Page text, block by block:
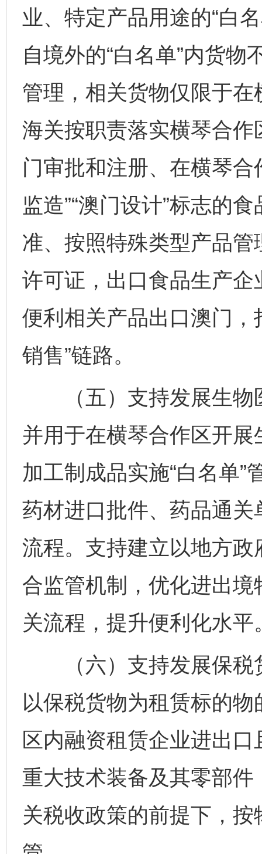
业、特定产品用途的“白
自境外的“白名单”内货
管理，相关货物仅限于
海关按职责落实横琴合
门审批和注册、在横琴合
监造”“澳门设计”标志的
准、按照特殊类型产品
许可证，出口食品生产
便利相关产品出口澳门，
销售”链路。
（五）支持发展生物
并用于在横琴合作区开
加工制成品实施“白名单
药材进口批件、药品通
流程。支持建立以地方
合监管机制，优化进出
关流程，提升便利化水平
（六）支持发展保税
以保税货物为租赁标的
区内融资租赁企业进出
重大技术装备及其零部
关税收政策的前提下，